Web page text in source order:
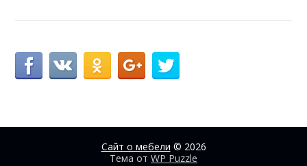
Сайт о мебели © 2026
Тема от WP Puzzle